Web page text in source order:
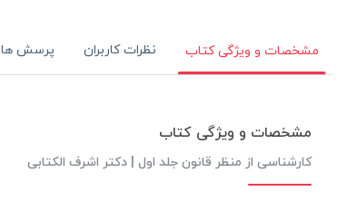
مشخصات و ویژگی کتاب نظرات کاربران پرسش ها
مشخصات و ویژگی کتاب
کارشناسی از منظر قانون جلد اول | دکتر اشرف الکتابی